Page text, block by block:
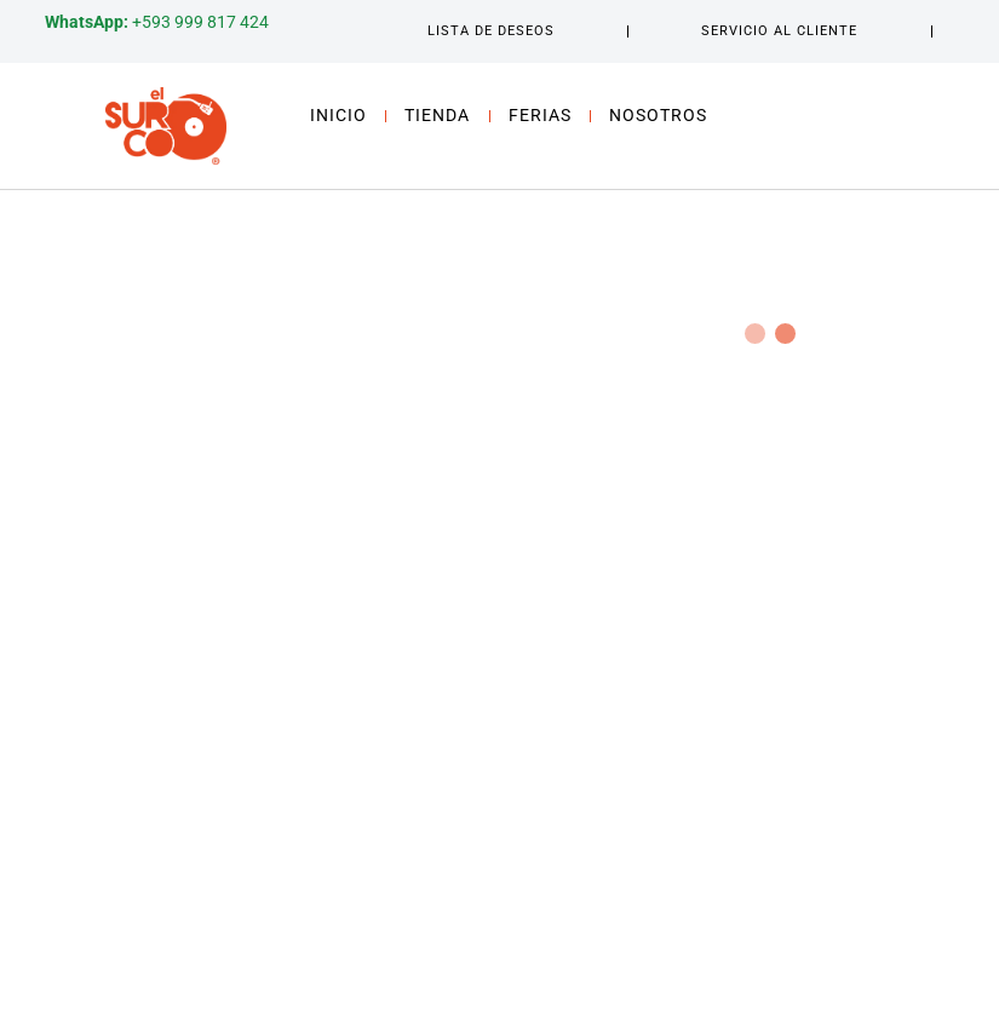
WhatsApp: +593 999 817 424 LISTA DE DESEOS SERVICIO AL CLIENTE
INICIO TIENDA FERIAS NOSOTROS